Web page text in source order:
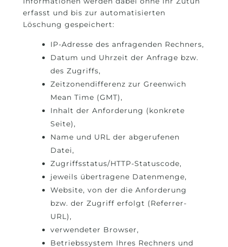
erfasst und bis zur automatisierten
Löschung gespeichert:
IP-Adresse des anfragenden Rechners,
Datum und Uhrzeit der Anfrage bzw.
des Zugriffs,
Zeitzonendifferenz zur Greenwich
Mean Time (GMT),
Inhalt der Anforderung (konkrete
Seite),
Name und URL der abgerufenen
Datei,
Zugriffsstatus/HTTP-Statuscode,
jeweils übertragene Datenmenge,
Website, von der die Anforderung
bzw. der Zugriff erfolgt (Referrer-
URL),
verwendeter Browser,
Betriebssystem Ihres Rechners und